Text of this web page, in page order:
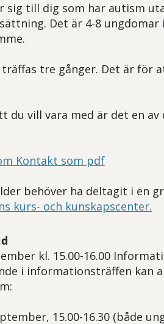
sig till dig som har autism
Det är 4-8
tre gånger. Det är för
du vill vara med är det en
Kontakt som pdf
behöver ha deltagit i en
kurs- och kunskapscenter.
kl. 15.00-16.00
i informationsträffen kan
15.00-16.30 (både